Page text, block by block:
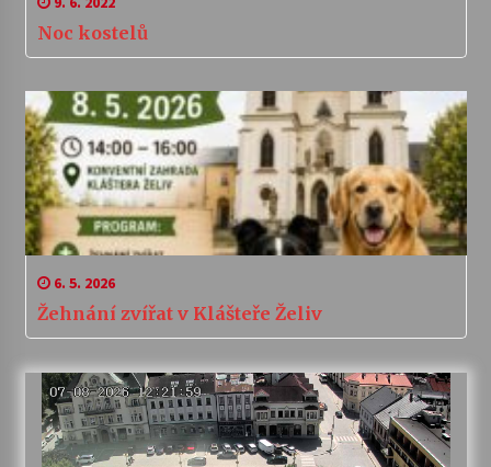
Noc kostelů
6. 5. 2026
Žehnání zvířat v Klášteře Želiv